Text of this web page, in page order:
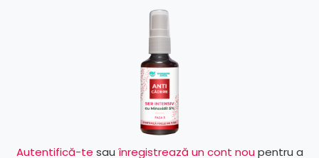
Autentifică-te sau înregistrează un cont nou pentru a